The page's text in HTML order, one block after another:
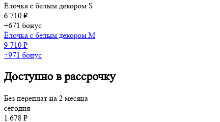
Ёлочка с белым декором S
6 710 ₽
+671 бонус
Ёлочка с белым декором M
9 710 ₽
+971 бонус
Доступно в рассрочку
Без переплат на 2 месяца
сегодня
1 678 ₽